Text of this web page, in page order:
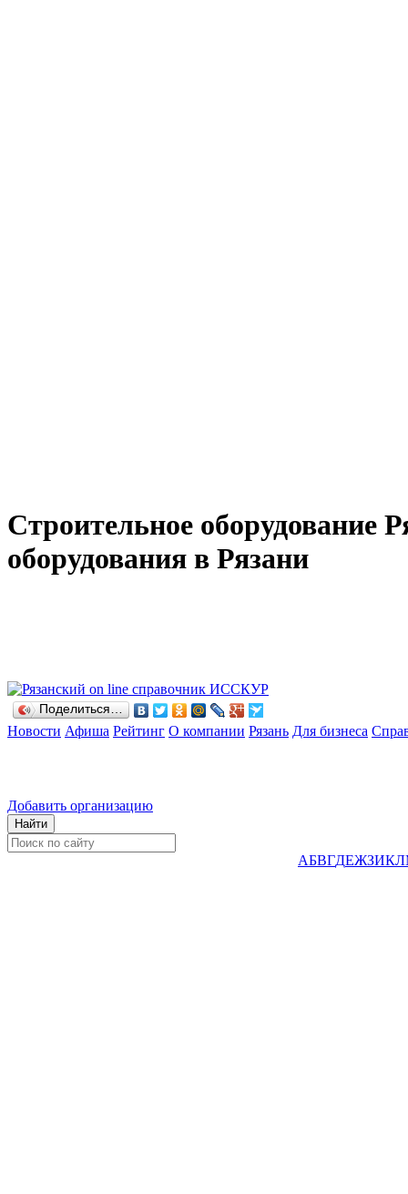
Строительное оборудование
оборудования в Рязани
Поделиться…
Новости Афиша Рейтинг О компании Рязань Для бизнеса
Добавить организацию
АБВГДЕЖЗИКЛ